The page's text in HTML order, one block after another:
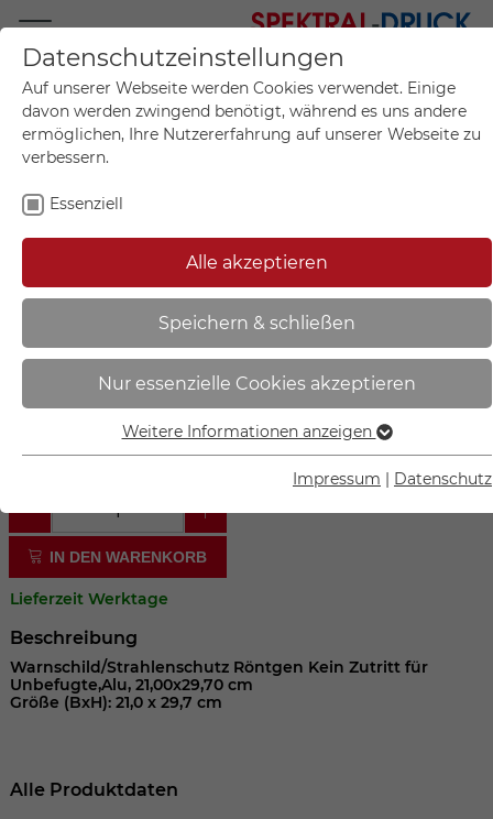
Mo.-Fr. 09:00-17:00
+49 (0)711 55 75 25
Mein Konto
Mein Warenkorb
Sie sind hier: Start
Warn-Kombischild -
Strahlenschutz | Röntgen Kein
Zutritt für Unbefugte - 11.2102
IN DEN WARENKORB
Lieferzeit Werktage
Beschreibung
Warnschild/Strahlenschutz Röntgen Kein Zutritt für
Unbefugte,Alu, 21,00x29,70 cm
Größe (BxH): 21,0 x 29,7 cm
Alle Produktdaten
Datenschutzeinstellungen
Auf unserer Webseite werden Cookies verwendet. Einige
davon werden zwingend benötigt, während es uns andere
ermöglichen, Ihre Nutzererfahrung auf unserer Webseite zu
verbessern.
Essenziell
Alle akzeptieren
Speichern & schließen
Nur essenzielle Cookies akzeptieren
Essenziell
Essenzielle Cookies werden für grundlegende Funktionen
die Webseite einwandfrei funktioniert.
Name cookie_optin
Laufzeit 1 Jahr
Dieses Cookie wird verwendet, um Ihre
Cookie-Informationen anzeigen
Weitere Informationen anzeigen
Impressum Datenschutz